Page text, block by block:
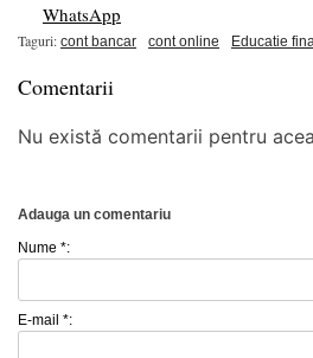
WhatsApp
Taguri: cont bancar cont online Educatie
Comentarii
Nu există comentarii pentru
Adauga un comentariu
Nume *:
E-mail *: